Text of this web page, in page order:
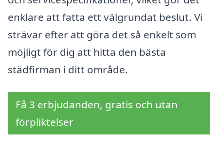
enklare att fatta ett välgrundat beslut. Vi
strävar efter att göra det så enkelt som
möjligt för dig att hitta den bästa
städfirman i ditt område.
Få 3 erbjudanden, gratis och utan
förpliktelser